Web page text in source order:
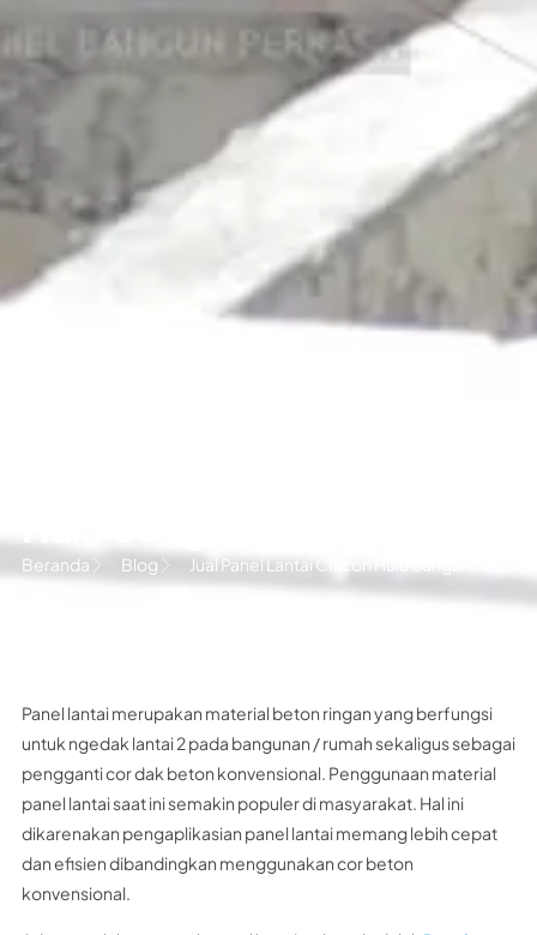
Beranda Blog Jual Panel Lantai Citicon Hulu Sungai Utara
Panel lantai merupakan material beton ringan yang berfungsi
untuk ngedak lantai 2 pada bangunan / rumah sekaligus sebagai
pengganti cor dak beton konvensional. Penggunaan material
panel lantai saat ini semakin populer di masyarakat. Hal ini
dikarenakan pengaplikasian panel lantai memang lebih cepat
dan efisien dibandingkan menggunakan cor beton
konvensional.